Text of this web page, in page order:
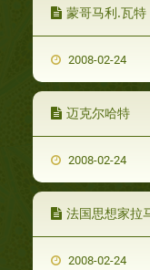
蒙哥马利.瓦特
2008-02-24
迈克尔哈特
2008-02-24
法国思想家拉
2008-02-24